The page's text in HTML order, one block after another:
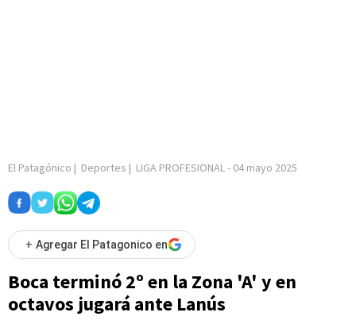
El Patagónico | Deportes | LIGA PROFESIONAL- 04 mayo 2025
+ Agregar El Patagonico en
Boca terminó 2º en la Zona 'A' y en
octavos jugará ante Lanús